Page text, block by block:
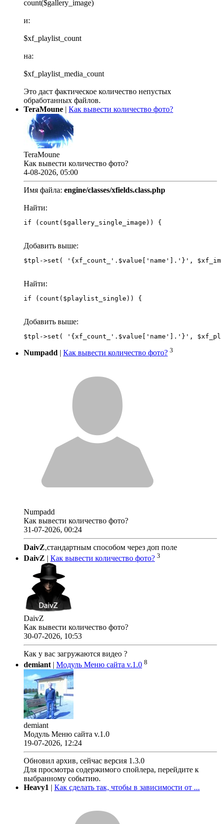
count($gallery_image)
и:
$xf_playlist_count
на:
$xf_playlist_media_count
Это даст фактическое количество непустых
обработанных файлов.
TeraMoune | Как вывести количество фото?
TeraMoune
Как вывести количество фото?
4-08-2026, 05:00
Имя файла: engine/classes/xfields.class.php
Найти:
if (count($gallery_single_image)) {
Добавить выше:
Найти:
if (count($playlist_single)) {
Добавить выше:
Numpadd Как вывести количество фото? 3
Numpadd
Как вывести количество фото?
31-07-2026, 00:24
DaivZ,стандартным способом через доп поле
DaivZ | Как вывести количество фото? 3
DaivZ
Как вывести количество фото?
30-07-2026, 10:53
Как у вас загружаются видео ?
demiant | Модуль Меню сайта v.1.0 8
demiant
Модуль Меню сайта v.1.0
19-07-2026, 12:24
Обновил архив, сейчас версия 1.3.0
Для просмотра содержимого спойлера, перейдите к
выбранному событию.
Heavy1 | Как сделать так, чтобы в зависимости от ...